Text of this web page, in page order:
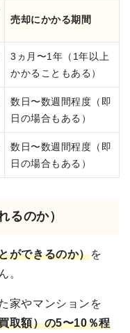
売却にかかる期間
3ヵ月〜1年（1年以上
かかることもある）
数日〜数週間程度（即
日の場合もある）
数日〜数週間程度（即
日の場合もある）
るのか）
ができるのか）を
。
家やマンションを
取額）の5〜10％程